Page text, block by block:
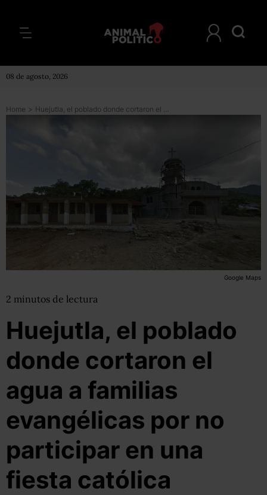
08 de agosto, 2026
Home > Huejutla, el poblado donde cortaron el agua a familias evangélicas por no participar en una fiesta católica
Google Maps
2 minutos de lectura
Huejutla, el poblado
donde cortaron el
agua a familias
evangélicas por no
participar en una
fiesta católica